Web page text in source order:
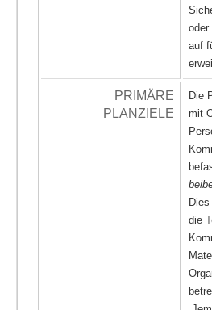
oder
auf
PRIMÄRE
PLANZIELE
Die
mit
die